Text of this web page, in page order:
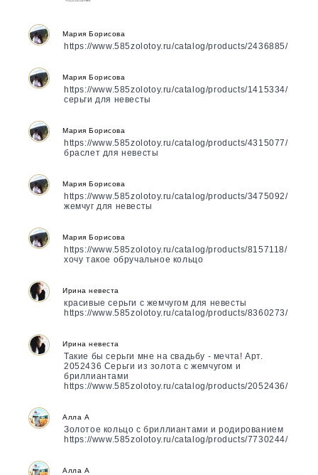
Мария Борисова
https://www.585zolotoy.ru/catalog/products/2436885/
Мария Борисова
https://www.585zolotoy.ru/catalog/products/1415334/
серьги для невесты
Мария Борисова
https://www.585zolotoy.ru/catalog/products/4315077/
браслет для невесты
Мария Борисова
https://www.585zolotoy.ru/catalog/products/3475092/
жемчуг для невесты
Мария Борисова
https://www.585zolotoy.ru/catalog/products/8157118/
хочу такое обручальное кольцо
Ирина невеста
красивые серьги с жемчугом для невесты
https://www.585zolotoy.ru/catalog/products/8360273/
Ирина невеста
Такие бы серьги мне на свадьбу - мечта! Арт.
2052436 Серьги из золота с жемчугом и
бриллиантами
https://www.585zolotoy.ru/catalog/products/2052436/
Алла А
Золотое кольцо с бриллиантами и родированием
https://www.585zolotoy.ru/catalog/products/7730244/
Алла А